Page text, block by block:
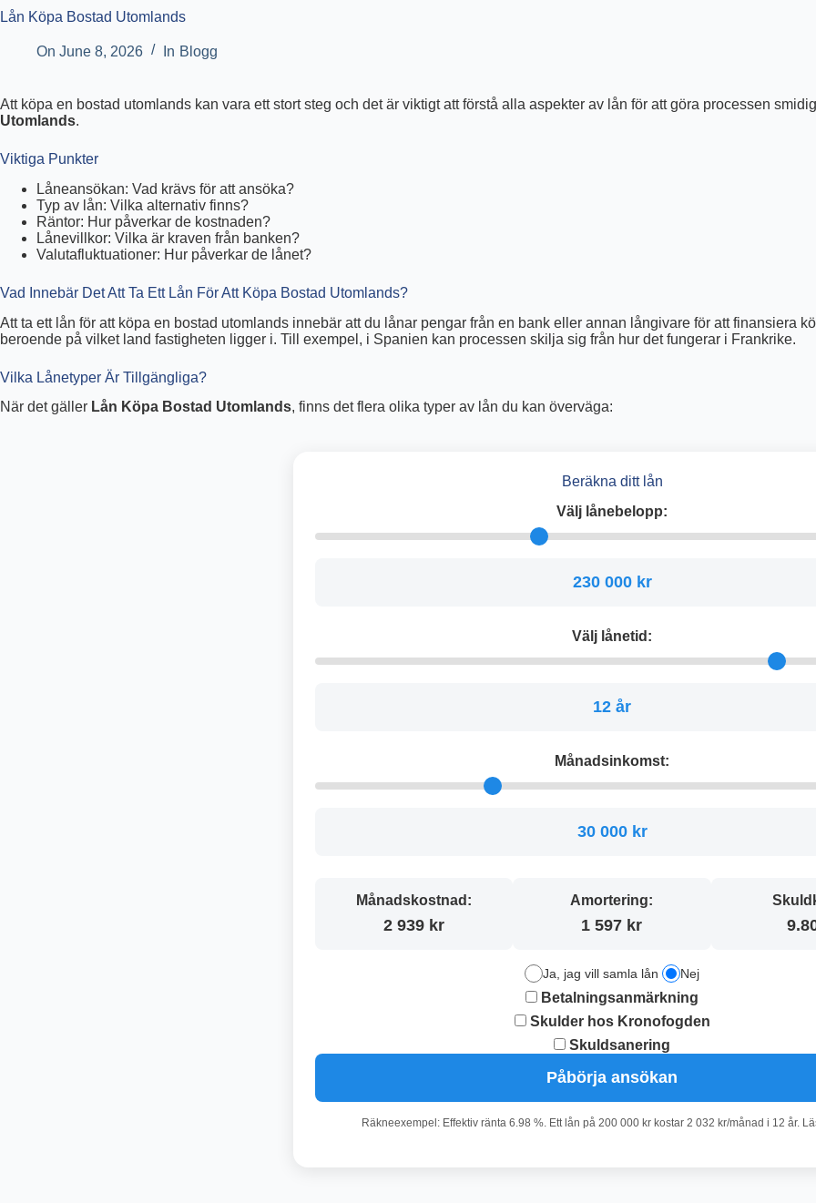
Lån Köpa Bostad Utomlands
On June 8, 2026 In Blogg
Att köpa en bostad utomlands kan vara ett stort steg och det är viktigt att förstå alla aspekter av lån för att göra processen
Utomlands.
Viktiga Punkter
Låneansökan: Vad krävs för att ansöka?
Typ av lån: Vilka alternativ finns?
Räntor: Hur påverkar de kostnaden?
Lånevillkor: Vilka är kraven från banken?
Valutafluktuationer: Hur påverkar de lånet?
Vad Innebär Det Att Ta Ett Lån För Att Köpa Bostad Utomlands?
Att ta ett lån för att köpa en bostad utomlands innebär att du lånar pengar från en bank eller annan långivare för att finansiera
beroende på vilket land fastigheten ligger i. Till exempel, i Spanien kan processen skilja sig från hur det fungerar i Frankrike.
Vilka Lånetyper Är Tillgängliga?
När det gäller Lån Köpa Bostad Utomlands, finns det flera olika typer av lån du kan överväga:
Beräkna ditt lån
Välj lånebelopp:
230 000 kr
Välj lånetid:
12 år
Månadsinkomst:
30 000 kr
Månadskostnad:
2 939 kr
Amortering:
1 597 kr
Ja, jag vill samla lån Nej
Betalningsanmärkning
Skulder hos Kronofogden
Skuldsanering
Påbörja ansökan
Räkneexempel: Effektiv ränta 6.98 %. Ett lån på 200 000 kr kostar 2 032 kr/månad i 12 år.